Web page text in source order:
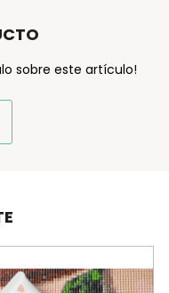
sobre este artículo!